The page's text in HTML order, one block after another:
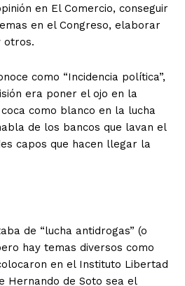
en El Comercio, conseguir
en el Congreso, elaborar
otros.
como “Incidencia política”,
era poner el ojo en la
como blanco en la lucha
de los bancos que lavan el
capos que hacen llegar la
de “lucha antidrogas” (o
hay temas diversos como
en el Instituto Libertad
Hernando de Soto sea el